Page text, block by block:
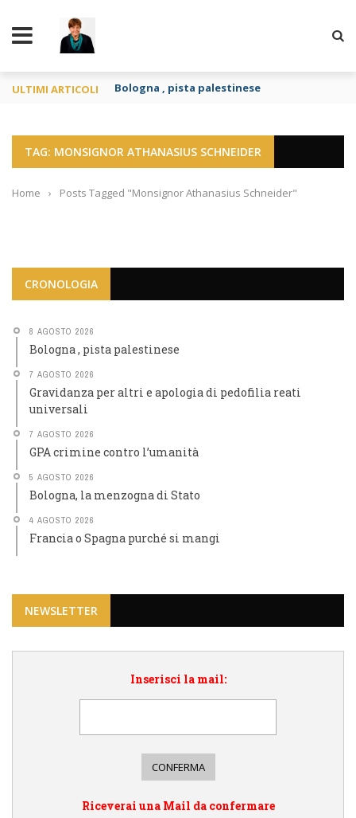
ULTIMI ARTICOLI Bologna , pista palestinese
TAG: MONSIGNOR ATHANASIUS SCHNEIDER
Home › Posts Tagged "Monsignor Athanasius Schneider"
CRONOLOGIA
8 AGOSTO 2026
Bologna , pista palestinese
7 AGOSTO 2026
Gravidanza per altri e apologia di pedofilia reati
universali
7 AGOSTO 2026
GPA crimine contro l’umanità
5 AGOSTO 2026
Bologna, la menzogna di Stato
4 AGOSTO 2026
Francia o Spagna purché si mangi
NEWSLETTER
Inserisci la mail:
Riceverai una Mail da confermare